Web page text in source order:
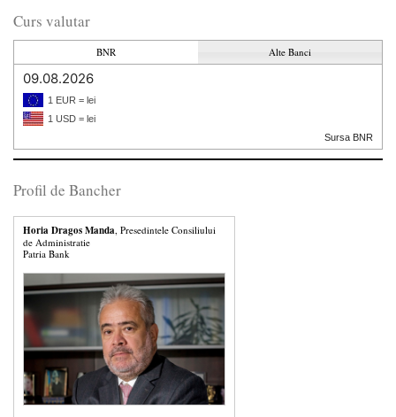
Curs valutar
BNR Alte Banci
09.08.2026
1 EUR = lei
1 USD = lei
Sursa BNR
Profil de Bancher
Horia Dragos Manda, Presedintele Consiliului
de Administratie
Patria Bank